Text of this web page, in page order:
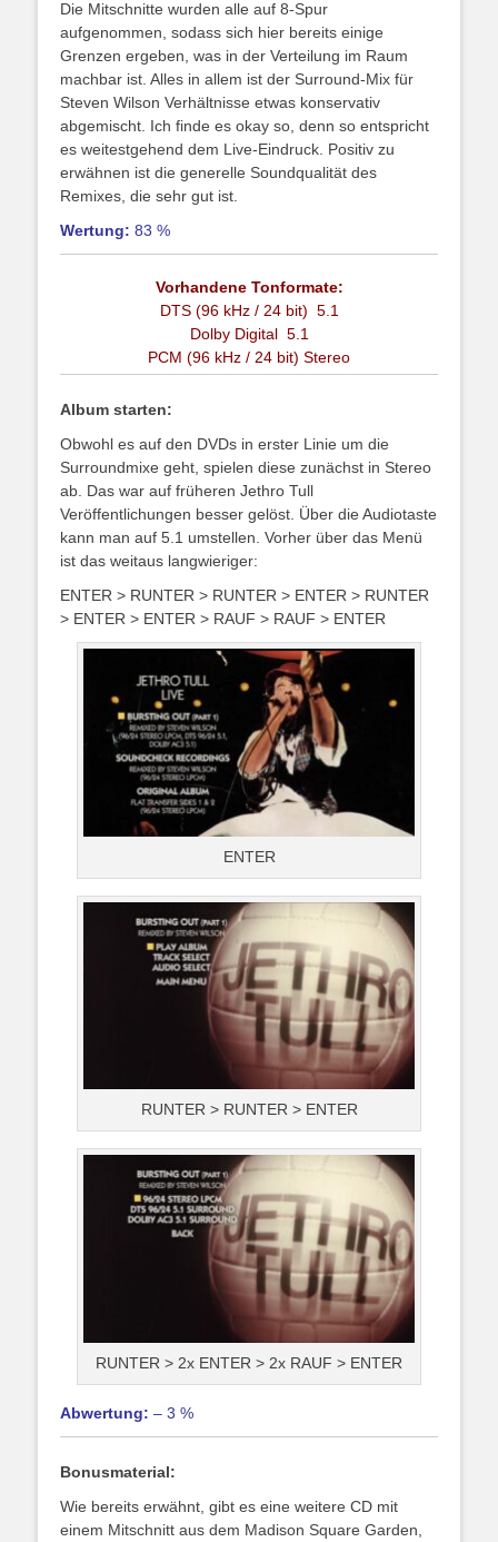
Die Mitschnitte wurden alle auf 8-Spur
aufgenommen, sodass sich hier bereits einige
Grenzen ergeben, was in der Verteilung im Raum
machbar ist. Alles in allem ist der Surround-Mix für
Steven Wilson Verhältnisse etwas konservativ
abgemischt. Ich finde es okay so, denn so entspricht
es weitestgehend dem Live-Eindruck. Positiv zu
erwähnen ist die generelle Soundqualität des
Remixes, die sehr gut ist.
Wertung: 83 %
Vorhandene Tonformate:
DTS (96 kHz / 24 bit) 5.1
Dolby Digital 5.1
PCM (96 kHz / 24 bit) Stereo
Album starten:
Obwohl es auf den DVDs in erster Linie um die
Surroundmixe geht, spielen diese zunächst in Stereo
ab. Das war auf früheren Jethro Tull
Veröffentlichungen besser gelöst. Über die Audiotaste
kann man auf 5.1 umstellen. Vorher über das Menü
ist das weitaus langwieriger:
ENTER > RUNTER > RUNTER > ENTER > RUNTER
> ENTER > ENTER > RAUF > RAUF > ENTER
ENTER
RUNTER > RUNTER > ENTER
RUNTER > 2x ENTER > 2x RAUF > ENTER
Abwertung: – 3 %
Bonusmaterial:
Wie bereits erwähnt, gibt es eine weitere CD mit
einem Mitschnitt aus dem Madison Square Garden,